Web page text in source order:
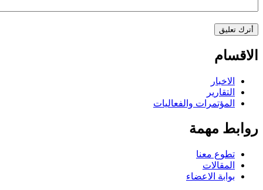
الاقسام
الاخبار
التقارير
المؤتمرات والفعاليات
روابط مهمة
تطوع معنا
المقالات
بوابة الاعضاء